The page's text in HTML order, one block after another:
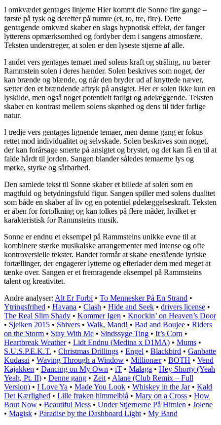
I omkvædet gentages linjerne Hier kommt die Sonne fire gange –
første på tysk og derefter på numre (et, to, tre, fire). Dette
gentagende omkvæd skaber en slags hypnotisk effekt, der fanger
lytterens opmærksomhed og fordyber dem i sangens atmosfære.
Teksten understreger, at solen er den lyseste stjerne af alle.
I andet vers gentages temaet med solens kraft og stråling, nu bærer
Rammstein solen i deres hænder. Solen beskrives som noget, der
kan brænde og blænde, og når den bryder ud af knyttede næver,
sætter den et brændende aftryk på ansigtet. Her er solen ikke kun en
lyskilde, men også noget potentielt farligt og ødelæggende. Teksten
skaber en kontrast mellem solens skønhed og dens til tider farlige
natur.
I tredje vers gentages lignende temaer, men denne gang er fokus
rettet mod individualitet og selvskade. Solen beskrives som noget,
der kan forårsage smerte på ansigtet og brystet, og det kan få en til at
falde hårdt til jorden. Sangen blander således temaerne lys og
mørke, styrke og sårbarhed.
Den samlede tekst til Sonne skaber et billede af solen som en
magtfuld og betydningsfuld figur. Sangen spiller med solens dualitet
som både en skaber af liv og en potentiel ødelæggelseskraft. Teksten
er åben for fortolkning og kan tolkes på flere måder, hvilket er
karakteristisk for Rammsteins musik.
Sonne er endnu et eksempel på Rammsteins unikke evne til at
kombinere stærke musikalske arrangementer med intense og ofte
kontroversielle tekster. Bandet formår at skabe enestående lyriske
fortællinger, der engagerer lytterne og efterlader dem med meget at
tænke over. Sangen er et fremragende eksempel på Rammsteins
talent og kreativitet.
Andre analyser: Alt Er Forbi • To Mennesker På En Strand •
Ytringsfrihed • Havana • Clash • Hide and Seek • ​drivers license •
The Real Slim Shady • Kommer Igen • Knockin’ on Heaven’s Door
• Sjeiken 2015 • Shivers • Walk, Mand! • Bad and Boujee • Riders
on the Storm • Stay With Me • Sindssyge Ting • It’s Corn •
Heartbreak Weather• Lidt Endnu (Medina x D1MA) • Mums •
S.U.S.P.E.K.T. • Christmas Drillings • Engel • Blackbird • Ganbatte
Kudasai • Waving Through a Window • Millionær• BOTH • Vend
Kajakken • Dancing on My Own • ​iT • Malaga • Hey Shorty (Yeah
Yeah, Pt. II) • Denne gang • Zeit • Alane (Club Remix – Full
Version) • I Love Ya • Made You Look • Whiskey in the Jar• Kald
Det Kærlighed • Lille frøken himmelblå • Mary on a Cross • How
Bout Now • Beautiful Mess • Under Stjernerne På Himlen • Jolene
• Magisk • Paradise by the Dashboard Light • My Band